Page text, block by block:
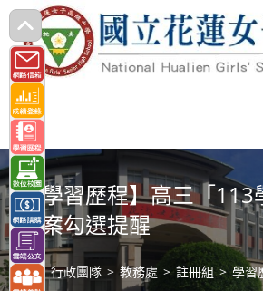
跳
轉
至
主
要
內
容 【學習歷程】高三「113
檔案勾選提醒
> 行政團隊 > 教務處 > 註冊組 > 學習